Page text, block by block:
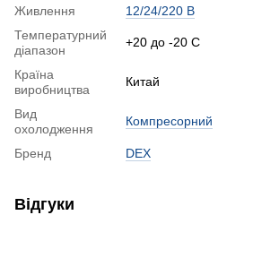
Живлення
12/24/220 В
Температурний
діапазон
+20 до -20 С
Країна
виробництва
Китай
Вид
охолодження
Компресорний
Бренд DEX
Відгуки